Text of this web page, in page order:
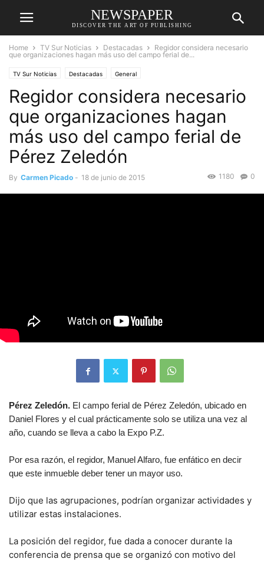
NEWSPAPER
DISCOVER THE ART OF PUBLISHING
Home TV Sur Noticias Destacadas
Regidor considera necesario
que organizaciones hagan más uso del campo ferial de...
TV Sur Noticias Destacadas General
Regidor considera necesario
que organizaciones hagan
más uso del campo ferial de
Pérez Zeledón
By Carmen Picado - 18 de junio de 2015 0
1180
Pérez Zeledón. El campo ferial de Pérez Zeledón, ubicado en
Daniel Flores y el cual prácticamente solo se utiliza una vez al
año, cuando se lleva a cabo la Expo P.Z.
Por esa razón, el regidor, Manuel Alfaro, fue enfático en decir
que este inmueble deber tener un mayor uso.
Dijo que las agrupaciones, podrían organizar actividades y
utilizar estas instalaciones.
La posición del regidor, fue dada a conocer durante la
conferencia de prensa que se organizó con motivo del